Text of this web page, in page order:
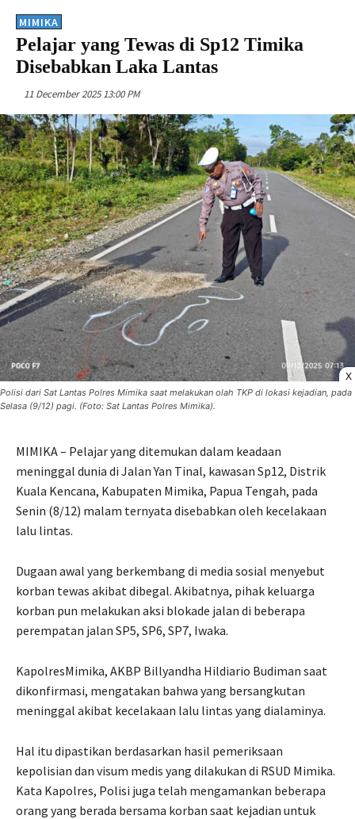
MIMIKA
Pelajar yang Tewas di Sp12 Timika
Disebabkan Laka Lantas
11 December 2025 13:00 PM
X
Polisi dari Sat Lantas Polres Mimika saat melakukan olah TKP di lokasi kejadian, pada
Selasa (9/12) pagi. (Foto: Sat Lantas Polres Mimika).
MIMIKA – Pelajar yang ditemukan dalam keadaan
meninggal dunia di Jalan Yan Tinal, kawasan Sp12, Distrik
Kuala Kencana, Kabupaten Mimika, Papua Tengah, pada
Senin (8/12) malam ternyata disebabkan oleh kecelakaan
lalu lintas.
Dugaan awal yang berkembang di media sosial menyebut
korban tewas akibat dibegal. Akibatnya, pihak keluarga
korban pun melakukan aksi blokade jalan di beberapa
perempatan jalan SP5, SP6, SP7, Iwaka.
KapolresMimika, AKBP Billyandha Hildiario Budiman saat
dikonfirmasi, mengatakan bahwa yang bersangkutan
meninggal akibat kecelakaan lalu lintas yang dialaminya.
Hal itu dipastikan berdasarkan hasil pemeriksaan
kepolisian dan visum medis yang dilakukan di RSUD Mimika.
Kata Kapolres, Polisi juga telah mengamankan beberapa
orang yang berada bersama korban saat kejadian untuk